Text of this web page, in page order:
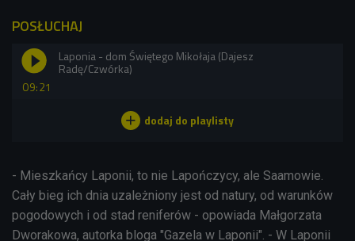
POSŁUCHAJ
09:21
Laponia - dom Świętego Mikołaja (Dajesz
Radę/Czwórka)
- Mieszkańcy Laponii, to nie Lapończycy, ale Saamowie.
Cały bieg ich dnia uzależniony jest od natury, od warunków
pogodowych i od stad reniferów - opowiada Małgorzata
Dworakowa, autorka bloga "Gazela w Laponii". - W Laponii